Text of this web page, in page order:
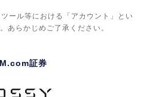
ール等における「アカウント」とい
あらかじめご了承ください。
証券